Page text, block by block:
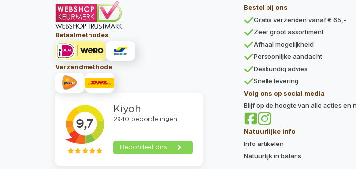
Betaalmethodes
Verzendmethode
Bestel bij ons
Gratis verzenden vanaf € 65,-
Zeer groot assortiment
Afhaal mogelijkheid
Persoonlijke aandacht
Deskundig advies
Snelle levering
Volg ons op social media
Blijf op de hoogte van alle acties en
Natuurlijke info
Info artikelen
Natuurlijk in balans